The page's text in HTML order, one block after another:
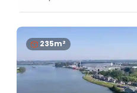
235m²